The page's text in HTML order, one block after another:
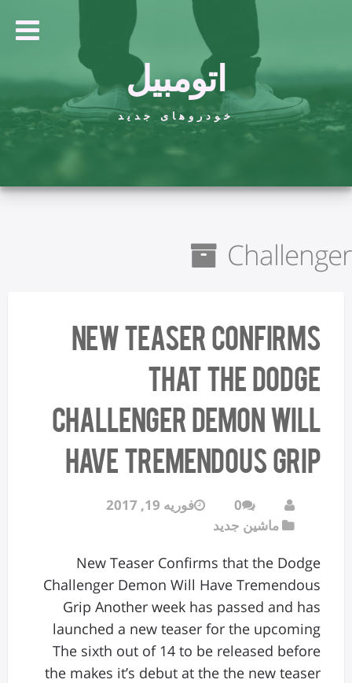
اتومبیل
خودروهای جدید
Challenger
New Teaser Confirms
that the Dodge
Challenger Demon Will
Have Tremendous Grip
0
فوریه 19, 2017
ماشین جدید
New Teaser Confirms that the Dodge
Challenger Demon Will Have Tremendous
Grip Another week has passed and has
launched a new teaser for the upcoming
The sixth out of 14 to be released before
the makes it’s debut at the the new teaser